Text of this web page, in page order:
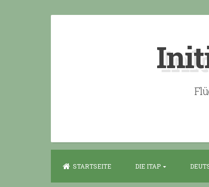
STARTSEITE DIE ITAP